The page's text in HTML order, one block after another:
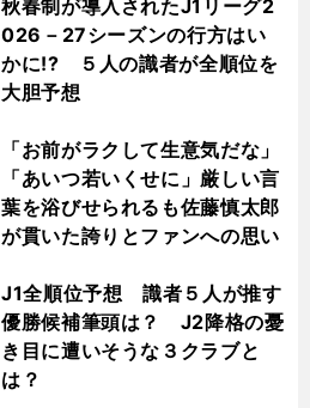
秋春制が導入されたJ1リーグ2
026－27シーズンの行方はい
かに!? ５人の識者が全順位を
大胆予想
「お前がラクして生意気だな」
「あいつ若いくせに」厳しい言
葉を浴びせられるも佐藤慎太郎
が貫いた誇りとファンへの思い
J1全順位予想 識者５人が推す
優勝候補筆頭は？ J2降格の憂
き目に遭いそうな３クラブと
は？